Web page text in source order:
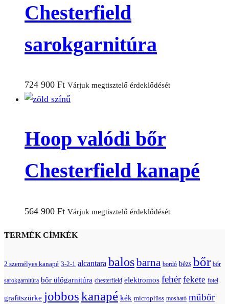
Chesterfield
sarokgarnitúra
724 900 Ft Várjuk megtisztelő érdeklődését
Hoop valódi bőr
Chesterfield kanapé
564 900 Ft Várjuk megtisztelő érdeklődését
TERMÉK CÍMKÉK
2 személyes kanapé 3-2-1 alcantara balosbarna bordó bézs bőr bőr
sarokgarnitúra bőr ülőgarnitúra chesterfield elektromos fehér fekete fotel
grafitszürke jobboskanapé kék microplüss mosható műbőr